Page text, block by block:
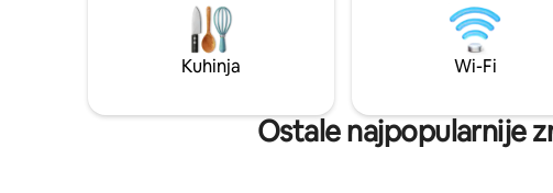
skijanje u zimskom periodu. Do skijaških
staza i termalnih kupki može se doći za
oko 30 minuta automobilom.
Potpuno
Kuhinja Wi-Fi
Ostale najpopularnije